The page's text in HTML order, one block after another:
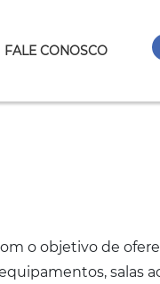
FALE CONOSCO
o objetivo de
salas